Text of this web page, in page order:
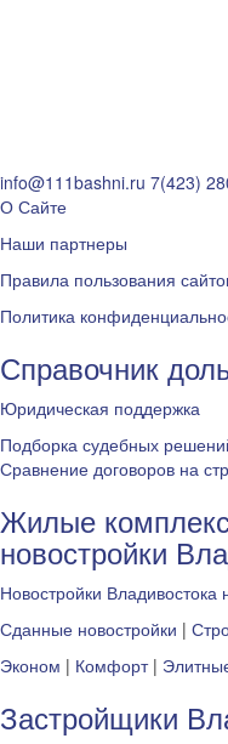
info@111bashni.ru 7(423)
О Сайте
Наши партнеры
Правила пользования
Политика
Справочник
Юридическая поддержка
Подборка судебных
Сравнение договоров на
Жилые
новостройки
Новостройки Владивостока
Сданные новостройки |
Эконом | Комфорт|
Застройщики